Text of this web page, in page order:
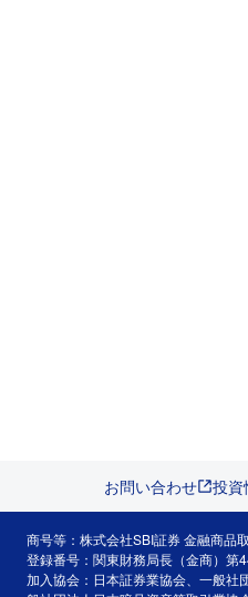
お問い合わせ 投資
商号等：株式会社SBI証券 金融商品
登録番号：関東財務局長（金商）第
加入協会：日本証券業協会、一般社